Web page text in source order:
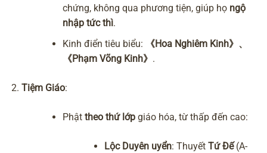
chứng, không qua phương tiện, giúp họ ngộ
nhập tức thì.
Kinh điển tiêu biểu:
《Hoa Nghiêm Kinh》、
《Phạm Võng Kinh》 .
Tiệm Giáo:
Phậttheo thứ lớp giáo hóa, từ thấp đến cao:
Lộc Duyên uyển: Thuyết Tứ Đế(A-